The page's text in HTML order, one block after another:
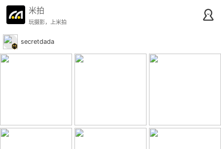
米拍
玩摄影，上米拍
secretdada